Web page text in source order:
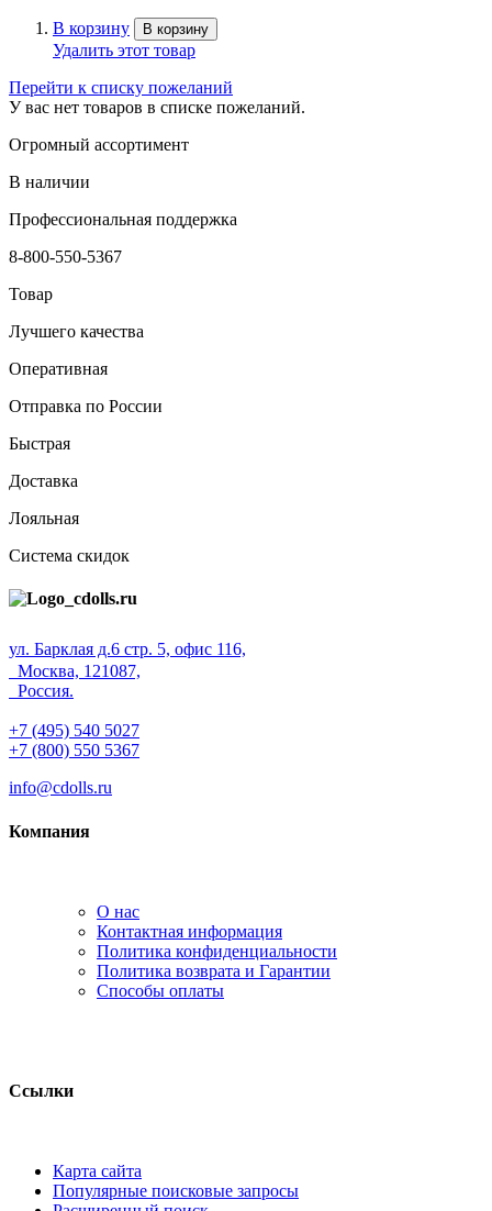
В корзину В корзину
Удалить этот товар
Перейти к списку пожеланий
У вас нет товаров в списке пожеланий.
Огромный ассортимент
В наличии
Профессиональная поддержка
8-800-550-5367
Товар
Лучшего качества
Оперативная
Отправка по России
Быстрая
Доставка
Лояльная
Система скидок
ул. Барклая д.6 стр. 5, офис 116,
Москва, 121087,
Россия.
+7 (495) 540 5027
+7 (800) 550 5367
info@cdolls.ru
Компания
О нас
Контактная информация
Политика конфиденциальности
Политика возврата и Гарантии
Способы оплаты
Ссылки
Карта сайта
Популярные поисковые запросы